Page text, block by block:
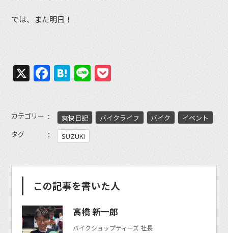
では、また明日！
X Facebook
Hatena
Line
カテゴリー 爽快日記 バイクライフ バイク
イベント
タグ
SUZUKI
この記事を書いた人
高橋 新一郎
バイクショップティーズ 社長